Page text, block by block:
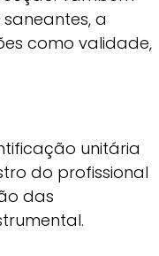
a
como validade,
unitária
do profissional
das